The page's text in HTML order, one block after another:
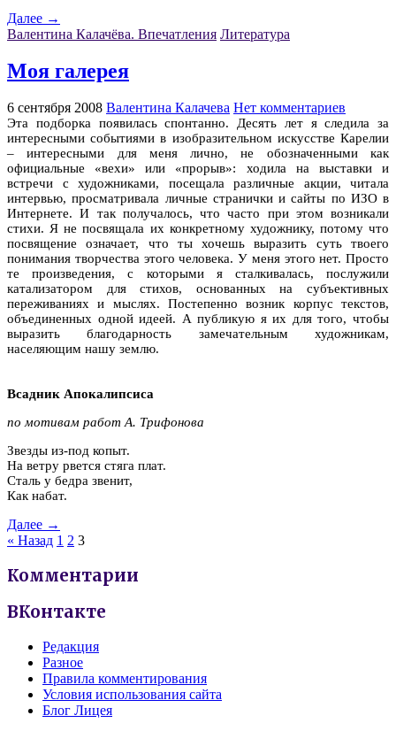
Далее →
Валентина Калачёва. Впечатления Литература
Моя галерея
6 сентября 2008 Валентина Калачева Нет комментариев
Эта подборка появилась спонтанно. Десять лет я следила за
интересными событиями в изобразительном искусстве Карелии
– интересными для меня лично, не обозначенными как
официальные «вехи» или «прорыв»: ходила на выставки и
встречи с художниками, посещала различные акции, читала
интервью, просматривала личные странички и сайты по ИЗО в
Интернете. И так получалось, что часто при этом возникали
стихи. Я не посвящала их конкретному художнику, потому что
посвящение означает, что ты хочешь выразить суть твоего
понимания творчества этого человека. У меня этого нет. Просто
те произведения, с которыми я сталкивалась, послужили
катализатором для стихов, основанных на субъективных
переживаниях и мыслях. Постепенно возник корпус текстов,
объединенных одной идеей. А публикую я их для того, чтобы
выразить благодарность замечательным художникам,
населяющим нашу землю.
Всадник Апокалипсиса
по мотивам работ А. Трифонова
Звезды из-под копыт.
На ветру рвется стяга плат.
Сталь у бедра звенит,
Как набат.
Далее →
« Назад 1 2 3
Комментарии
ВКонтакте
Редакция
Разное
Правила комментирования
Условия использования сайта
Блог Лицея